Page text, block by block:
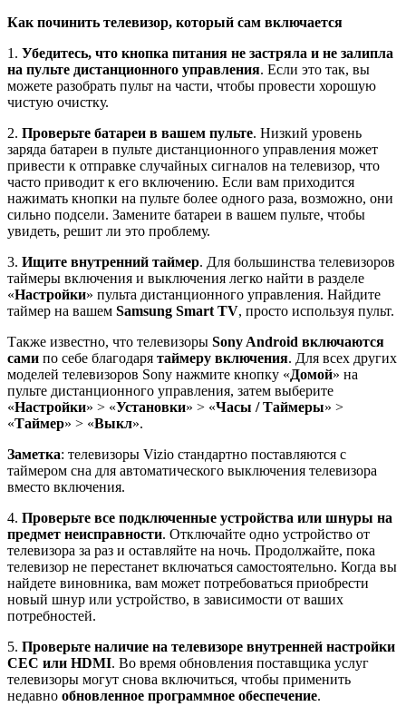
Как починить телевизор, который сам включается
1. Убедитесь, что кнопка питания не застряла и не залипла
на пульте дистанционного управления. Если это так, вы
можете разобрать пульт на части, чтобы провести хорошую
чистую очистку.
2. Проверьте батареи в вашем пульте. Низкий уровень
заряда батареи в пульте дистанционного управления может
привести к отправке случайных сигналов на телевизор, что
часто приводит к его включению. Если вам приходится
нажимать кнопки на пульте более одного раза, возможно, они
сильно подсели. Замените батареи в вашем пульте, чтобы
увидеть, решит ли это проблему.
3. Ищите внутренний таймер. Для большинства телевизоров
таймеры включения и выключения легко найти в разделе
«Настройки» пульта дистанционного управления. Найдите
таймер на вашем Samsung Smart TV, просто используя пульт.
Также известно, что телевизоры Sony Android включаются
сами по себе благодаря таймеру включения. Для всех других
моделей телевизоров Sony нажмите кнопку «Домой» на
пульте дистанционного управления, затем выберите
«Настройки» > «Установки» > «Часы / Таймеры» >
«Таймер» > «Выкл».
Заметка: телевизоры Vizio стандартно поставляются с
таймером сна для автоматического выключения телевизора
вместо включения.
4. Проверьте все подключенные устройства или шнуры на
предмет неисправности. Отключайте одно устройство от
телевизора за раз и оставляйте на ночь. Продолжайте, пока
телевизор не перестанет включаться самостоятельно. Когда вы
найдете виновника, вам может потребоваться приобрести
новый шнур или устройство, в зависимости от ваших
потребностей.
5. Проверьте наличие на телевизоре внутренней настройки
CEC или HDMI. Во время обновления поставщика услуг
телевизоры могут снова включиться, чтобы применить
недавно обновленное программное обеспечение.